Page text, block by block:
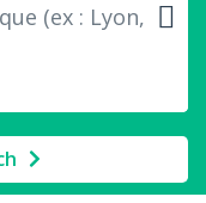
(ex : Lyon,